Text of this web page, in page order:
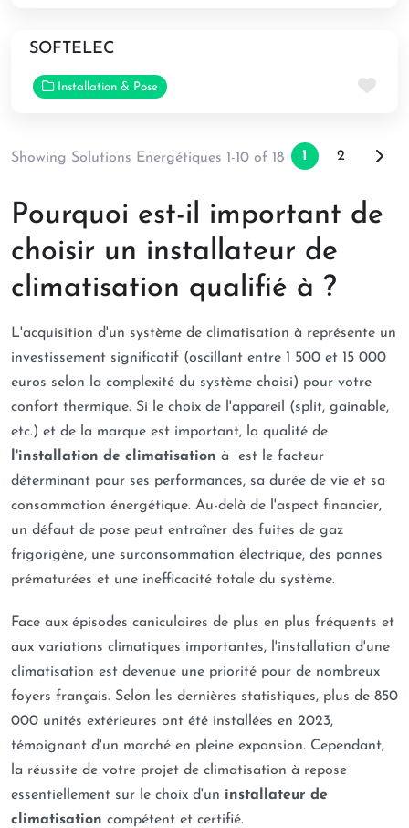
SOFTELEC
Installation & Pose
Showing Solutions Energétiques 1-10 of 18 Posts
1 2
Pourquoi est-il important de
choisir un installateur de
climatisation qualifié à ?
L'acquisition d'un système de climatisation à représente un
investissement significatif (oscillant entre 1 500 et 15 000
euros selon la complexité du système choisi) pour votre
confort thermique. Si le choix de l'appareil (split, gainable,
etc.) et de la marque est important, la qualité de
l'installation de climatisation à est le facteur
déterminant pour ses performances, sa durée de vie et sa
consommation énergétique. Au-delà de l'aspect financier,
un défaut de pose peut entraîner des fuites de gaz
frigorigène, une surconsommation électrique, des pannes
prématurées et une inefficacité totale du système.
Face aux épisodes caniculaires de plus en plus fréquents et
aux variations climatiques importantes, l'installation d'une
climatisation est devenue une priorité pour de nombreux
foyers français. Selon les dernières statistiques, plus de 850
000 unités extérieures ont été installées en 2023,
témoignant d'un marché en pleine expansion. Cependant,
la réussite de votre projet de climatisation à repose
essentiellement sur le choix d'un installateur de
climatisation compétent et certifié.